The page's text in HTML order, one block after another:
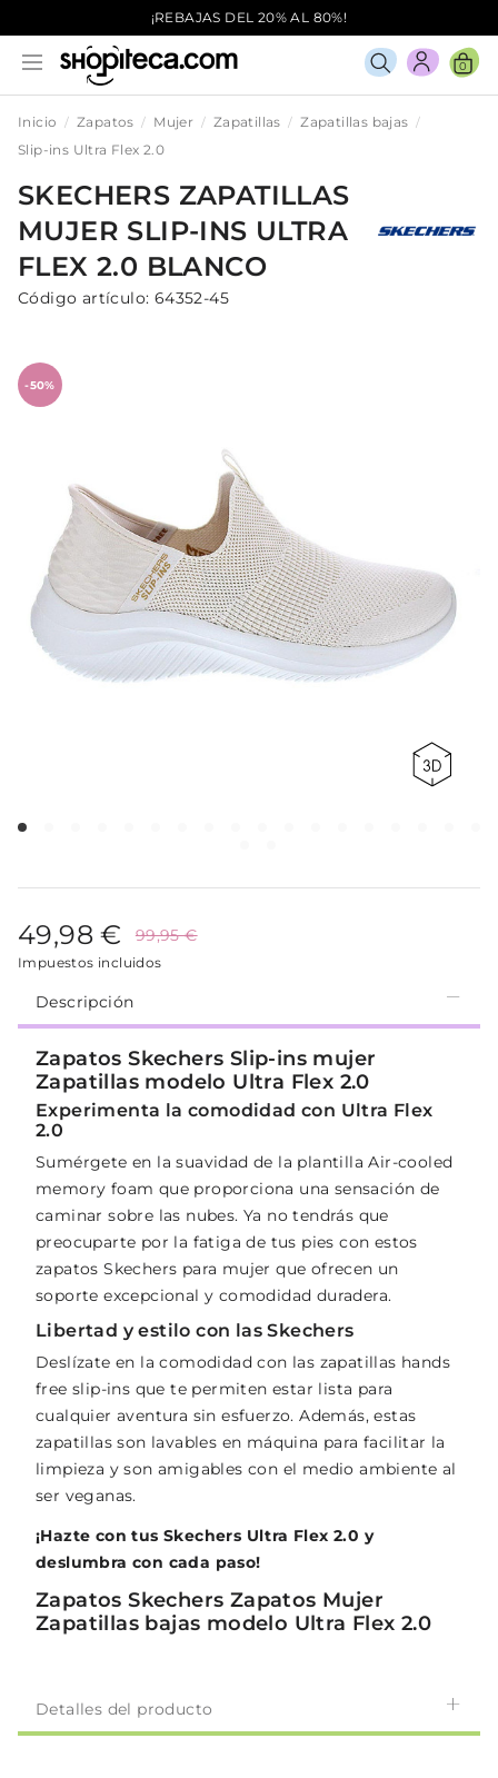
¡REBAJAS DEL 20% AL 80%!
0
Inicio Zapatos Mujer Zapatillas
Zapatillas bajas
Slip-ins Ultra Flex 2.0
SKECHERS ZAPATILLAS
MUJER SLIP-INS ULTRA
FLEX 2.0 BLANCO
Código artículo: 64352-45
-50%
49,98 € 99,95 €
Impuestos incluidos
Descripción
Zapatos Skechers Slip-ins mujer
Zapatillas modelo Ultra Flex 2.0
Experimenta la comodidad con Ultra Flex
2.0
Sumérgete en la suavidad de la plantilla Air-cooled
memory foam que proporciona una sensación de
caminar sobre las nubes. Ya no tendrás que
preocuparte por la fatiga de tus pies con estos
zapatos Skechers para mujer que ofrecen un
soporte excepcional y comodidad duradera.
Libertad y estilo con las Skechers
Deslízate en la comodidad con las zapatillas hands
free slip-ins que te permiten estar lista para
cualquier aventura sin esfuerzo. Además, estas
zapatillas son lavables en máquina para facilitar la
limpieza y son amigables con el medio ambiente al
ser veganas.
¡Hazte con tus Skechers Ultra Flex 2.0 y
deslumbra con cada paso!
Zapatos Skechers Zapatos Mujer
Zapatillas bajas modelo Ultra Flex 2.0
Detalles del producto